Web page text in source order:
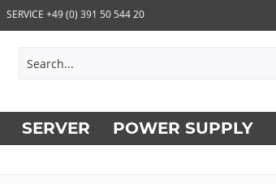
SERVICE +49 (0) 391 50 544 20
SERVER POWER SUPPLY